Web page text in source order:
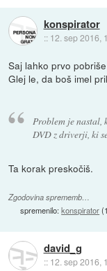
konspirator
:: 12. sep 2016,
Saj lahko prvo
Glej le, da boš imel
Problem je nastal,
DVD z driverji, ki
Ta korak preskočiš.
Zgodovina sprememb…
spremenilo:konspirator(
david_g
:: 12. sep 2016,